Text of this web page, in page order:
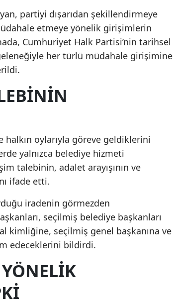
partiyi dışarıdan şekillendirmeye
etmeye yönelik girişimlerin
Cumhuriyet Halk Partisi’nin tarihsel
her türlü müdahale girişimine
halkın oylarıyla göreve geldiklerini
yalnızca belediye hizmeti
talebinin, adalet arayışının ve
ifade etti.
iradenin görmezden
seçilmiş belediye başkanları
kimliğine, seçilmiş genel başkanına ve
edeceklerini bildirdi.
YÖNELİK